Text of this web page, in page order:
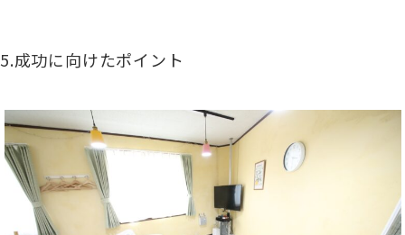
5.成功に向けたポイント